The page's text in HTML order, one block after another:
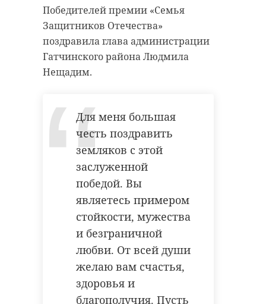
Победителей премии «Семья
Защитников Отечества»
поздравила глава администрации
Гатчинского района Людмила
Нещадим.
Для меня большая
честь поздравить
земляков с этой
заслуженной
победой. Вы
являетесь примером
стойкости, мужества
и безграничной
любви. От всей души
желаю вам счастья,
здоровья и
благополучия. Пусть
сотрудники Госавтоинспекции
попытались остановить
автомобиль «Вольво». Однако
водитель иномарки
проигнорировал требования
Инспекторы организовали
преследование нарушителя. В
итоге, его удалось задержать с
применением табельного оружия.
Об этом ранее сообщал 47channel.
Пьяный
петербуржец
без прав
сбежать от
в честь
погибшего на
СВО Волонтера
Победы
появится в
Гатчине
Посмертной награды удостоили в том
числе Волонтера Победы
Ленинградской области Михаила
Королева.
Фото: Администрация
Шугозерского сельского поселения
спецоперация
белгородская область
погибший солдат